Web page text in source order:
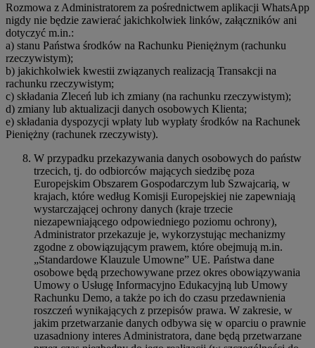
Rozmowa z Administratorem za pośrednictwem aplikacji WhatsApp
nigdy nie będzie zawierać jakichkolwiek linków, załączników ani
dotyczyć m.in.:
a) stanu Państwa środków na Rachunku Pieniężnym (rachunku
rzeczywistym);
b) jakichkolwiek kwestii związanych realizacją Transakcji na
rachunku rzeczywistym;
c) składania Zleceń lub ich zmiany (na rachunku rzeczywistym);
d) zmiany lub aktualizacji danych osobowych Klienta;
e) składania dyspozycji wpłaty lub wypłaty środków na Rachunek
Pieniężny (rachunek rzeczywisty).
W przypadku przekazywania danych osobowych do państw
trzecich, tj. do odbiorców mających siedzibę poza
Europejskim Obszarem Gospodarczym lub Szwajcarią, w
krajach, które według Komisji Europejskiej nie zapewniają
wystarczającej ochrony danych (kraje trzecie
niezapewniającego odpowiedniego poziomu ochrony),
Administrator przekazuje je, wykorzystując mechanizmy
zgodne z obowiązującym prawem, które obejmują m.in.
„Standardowe Klauzule Umowne” UE. Państwa dane
osobowe będą przechowywane przez okres obowiązywania
Umowy o Usługę Informacyjno Edukacyjną lub Umowy
Rachunku Demo, a także po ich do czasu przedawnienia
roszczeń wynikających z przepisów prawa. W zakresie, w
jakim przetwarzanie danych odbywa się w oparciu o prawnie
uzasadniony interes Administratora, dane będą przetwarzane